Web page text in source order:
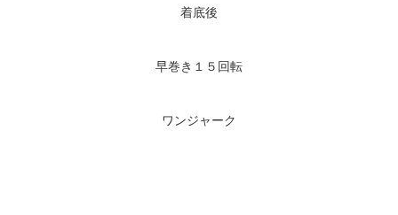
着底後
早巻き１５回転
ワンジャーク